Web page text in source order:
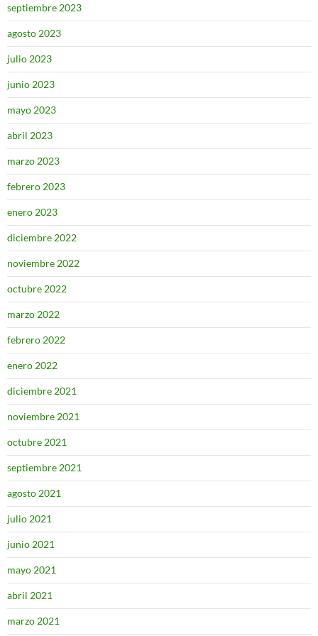
septiembre 2023
agosto 2023
julio 2023
junio 2023
mayo 2023
abril 2023
marzo 2023
febrero 2023
enero 2023
diciembre 2022
noviembre 2022
octubre 2022
marzo 2022
febrero 2022
enero 2022
diciembre 2021
noviembre 2021
octubre 2021
septiembre 2021
agosto 2021
julio 2021
junio 2021
mayo 2021
abril 2021
marzo 2021